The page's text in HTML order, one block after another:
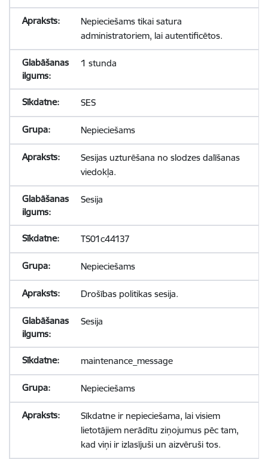
Nepieciešams tikai satura
administratoriem, lai autentificētos.
1 stunda
SES
Nepieciešams
Sesijas uzturēšana no slodzes dalīšanas
viedokļa.
Sesija
TS01c44137
Nepieciešams
Drošības politikas sesija.
Sesija
maintenance_message
Nepieciešams
Sīkdatne ir nepieciešama, lai visiem
lietotājiem nerādītu ziņojumus pēc tam,
kad viņi ir izlasījuši un aizvēruši tos.